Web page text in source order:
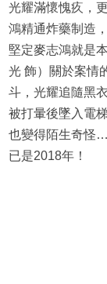
光耀滿懷愧疚，
鴻精通炸藥制造
堅定麥志鴻就是
光 飾）關於案情
斗，光耀追隨黑
被打暈後墜入電
也變得陌生奇怪
已是2018年！